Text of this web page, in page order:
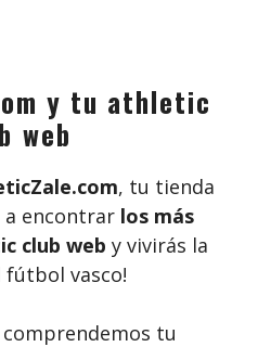
y tu athletic
web
, tu tienda
a encontrar los más
club web y vivirás la
fútbol vasco!
comprendemos tu